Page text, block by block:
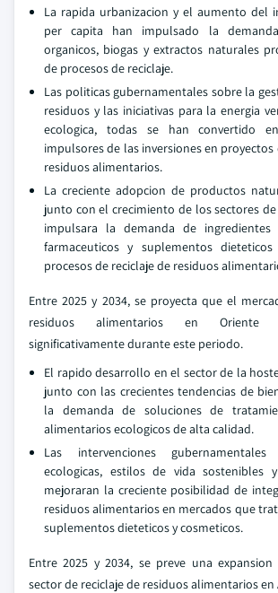
La rapida urbanizacion y el aumento del
per capita han impulsado la
organicos, biogas y extractos naturales
de procesos de reciclaje.
Las politicas gubernamentales sobre la
residuos y las iniciativas para la energia
ecologica, todas se han convertido
impulsores de las inversiones en
residuos alimentarios.
La creciente adopcion de productos
junto con el crecimiento de los sectores
impulsara la demanda de ingredientes
farmaceuticos y suplementos
procesos de reciclaje de residuos
Entre 2025 y 2034, se proyecta que el
residuos alimentarios en Oriente
significativamente durante este periodo.
El rapido desarrollo en el sector de la
junto con las crecientes tendencias de
la demanda de soluciones de
alimentarios ecologicos de alta calidad.
Las intervenciones
ecologicas, estilos de vida sostenibles
mejoraran la creciente posibilidad de
residuos alimentarios en mercados que
suplementos dieteticos y cosmeticos.
Entre 2025 y 2034, se preve una
sector de reciclaje de residuos alimentarios en